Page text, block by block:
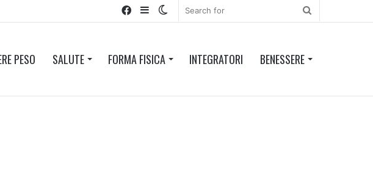
Switch
Sidebar
Facebook
PESO SALUTE FORMA FISICA INTEGRATORI BENESSERE